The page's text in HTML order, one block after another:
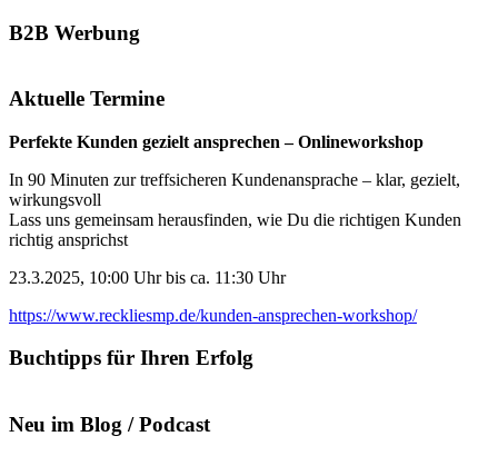
B2B Werbung
Aktuelle Termine
Perfekte Kunden gezielt ansprechen – Onlineworkshop
In 90 Minuten zur treffsicheren Kundenansprache – klar, gezielt,
wirkungsvoll
Lass uns gemeinsam herausfinden, wie Du die richtigen Kunden
richtig ansprichst
23.3.2025, 10:00 Uhr bis ca. 11:30 Uhr
https://www.reckliesmp.de/kunden-ansprechen-workshop/
Buchtipps für Ihren Erfolg
Neu im Blog / Podcast